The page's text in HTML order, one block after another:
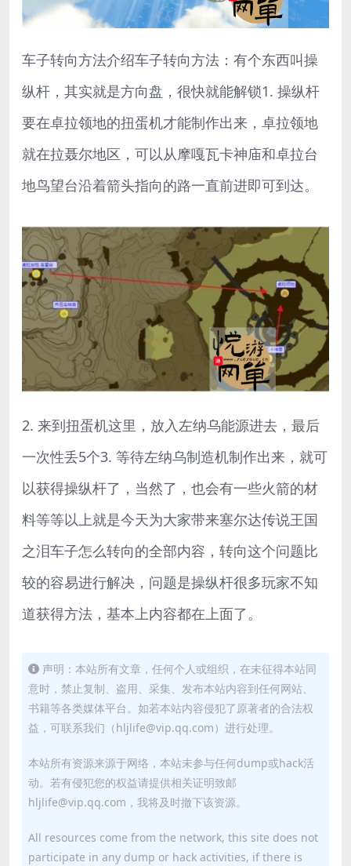
车子转向方法介绍车子转向方法：有个东西叫操
纵杆，其实就是方向盘，很快就能解锁1. 操纵杆
要在卓拉领地的扭蛋机才能制作出来，卓拉领地
就在拉聂尔地区，可以从摩嘎瓦卡神庙和卓拉台
地鸟望台沿着箭头指向的路一直前进即可到达。
2. 来到扭蛋机这里，放入左纳乌能源进去，最后
一次性丢5个3. 等待左纳乌制造机制作出来，就可
以获得操纵杆了，当然了，也会有一些火箭的材
料等等以上就是今天为大家带来塞尔达传说王国
之泪车子怎么转向的全部内容，转向这个问题比
较的容易进行解决，问题是操纵杆很多玩家不知
道获得方法，基本上内容都在上面了。
声明：本站所有文章，任何个人或组织，在未征得本站同
意时，禁止复制、盗用、采集、发布本站内容到任何网站、
书籍等各类媒体平台。如若本站内容侵犯了原著者的合法权
益，可联系我们（hljlife@vip.qq.com）进行处理。
本站所有资源来源于网络，本站未参与任何dump或hack活
动。若有侵犯您的权益请提供相关证明致邮
hljlife@vip.qq.com，我将及时撤下该资源。
All resources come from the network, this site does not
participate in any dump or hack activities, if there is